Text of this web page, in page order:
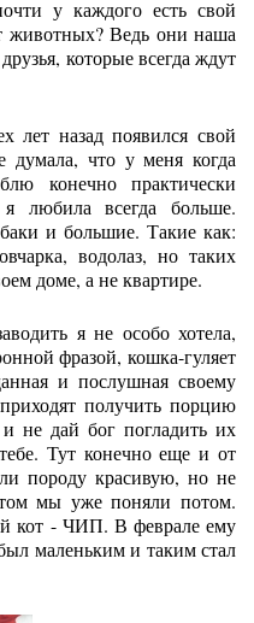
у каждого есть свой
Ведь они наша
которые всегда ждут
лет назад появился свой
думала, что у меня когда
конечно практически
любила всегда больше.
и большие. Такие как:
водолаз, но таких
доме, а не квартире.
я не особо хотела,
фразой, кошка-гуляет
и послушная своему
получить порцию
не дай бог погладить их
Тут конечно еще и от
породу красивую, но не
мы уже поняли потом.
кот - ЧИП. В феврале ему
маленьким и таким стал